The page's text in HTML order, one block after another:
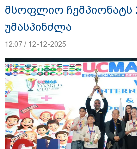
დაკავებულია 3 პირი,
არასრულწლოვანი -
კურიერზე ჯგუფურად
ინფორმაციას ავრცელებს
მსოფლიო ჩემპიონატს
უმასპინძლა
12:07 / 12-12-2025